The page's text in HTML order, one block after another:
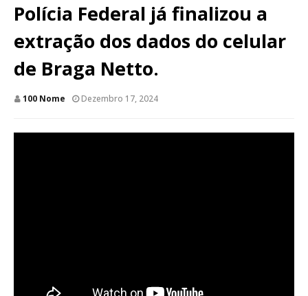
Polícia Federal já finalizou a
extração dos dados do celular
de Braga Netto.
100 Nome Dezembro 17, 2024